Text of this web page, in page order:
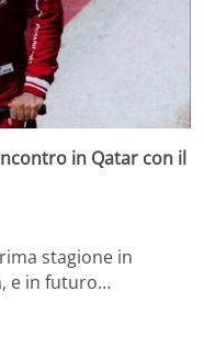
in Qatar con il
stagione in
e in futuro…